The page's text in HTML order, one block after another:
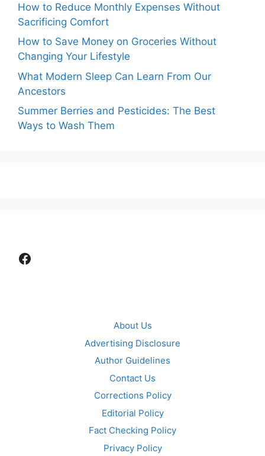
How to Reduce Monthly Expenses Without
Sacrificing Comfort
How to Save Money on Groceries Without
Changing Your Lifestyle
What Modern Sleep Can Learn From Our
Ancestors
Summer Berries and Pesticides: The Best
Ways to Wash Them
Facebook
About Us
Advertising Disclosure
Author Guidelines
Contact Us
Corrections Policy
Editorial Policy
Fact Checking Policy
Privacy Policy